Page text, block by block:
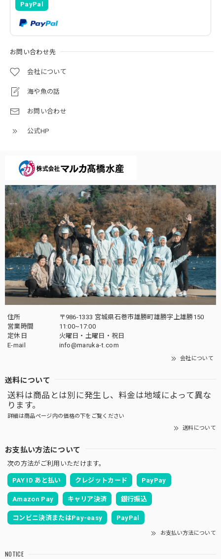
お問い合わせ先
会社について
海や魚の話
お問い合わせ
公式HP
PayPal
住所
〒986-1333 宮城県石巻市雄勝町雄勝字上雄勝150
営業時間
11:00~17:00
定休日
火曜日・土曜日・祝日
E-mail
info@maruka-t.com
会社について
送料について
送料は商品とは別に発生し、料金は地域によって異な
ります。
詳細は商品ページ内の価格の下をご覧ください
送料について
お支払い方法について
次の方法がご利用いただけます。
PAY ID あと払い クレジットカード PayPay
Amazon Pay キャリア決済 銀行振込
コンビニ決済またはPay-easy PayPal
お支払い方法について
NOTICE